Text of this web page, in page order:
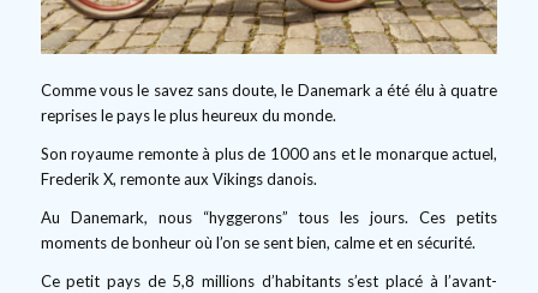
Comme vous le savez sans doute, le Danemark a été élu à quatre
reprises le pays le plus heureux du monde.
Son royaume remonte à plus de 1000 ans et le monarque actuel,
Frederik X, remonte aux Vikings danois.
Au Danemark, nous “hyggerons” tous les jours. Ces petits
moments de bonheur où l’on se sent bien, calme et en sécurité.
Ce petit pays de 5,8 millions d’habitants s’est placé à l’avant-